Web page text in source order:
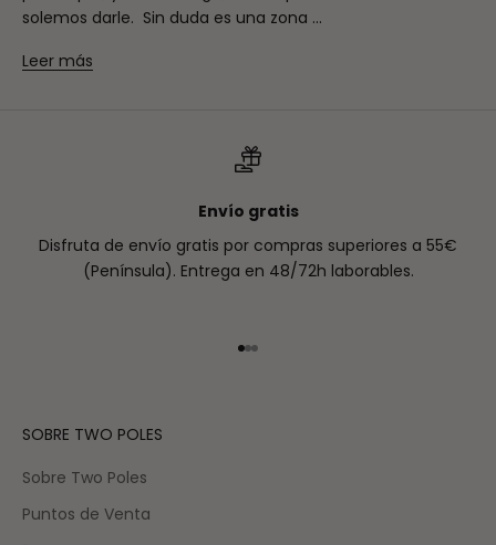
solemos darle. Sin duda es una zona ...
Leer más
Envío gratis
Disfruta de envío gratis por compras superiores a 55€
(Península). Entrega en 48/72h laborables.
Ir al artículo 1
Ir al artículo 2
Ir al artículo 3
SOBRE TWO POLES
Sobre Two Poles
Puntos de Venta